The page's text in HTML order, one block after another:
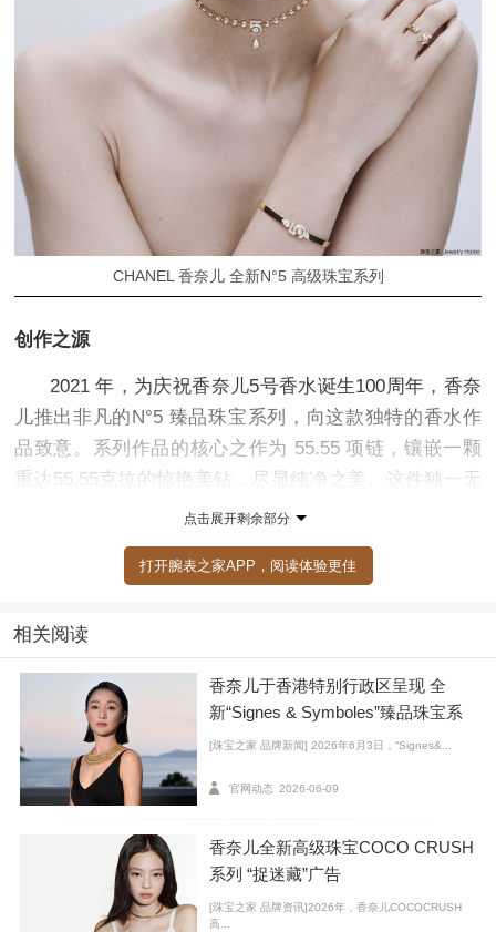
CHANEL 香奈儿 全新N°5 高级珠宝系列
创作之源
2021 年，为庆祝香奈儿5号香水诞生100周年，香奈
儿推出非凡的N°5 臻品珠宝系列，向这款独特的香水作
品致意。系列作品的核心之作为 55.55 项链，镶嵌一颗
重达55.55克拉的惊艳美钻，尽显纯净之美。这件独一无
二的作品已成为香奈儿品牌传承部的藏品，并启发了同
主题下的其他珍贵华美的创作。
1932 年，嘉柏丽尔·香奈儿创作出了极富远见的“Bijo
呼应，N°5 臻品珠宝系列将品牌经典的香水作品幻化为
标志性的珠宝之作。创意前卫大胆，材质珍罕华贵，工
艺卓越精湛……这款恩尼斯·鲍于 1921 年创作的传奇香
水，在珠宝的世界中秉持着一脉相承的精神理念。
2025 年，N°5 高级珠宝系列以 K 金和钻石演绎，推
短项链，以及一款以三种材质K 金（白K金、米色K金和
黄K金）打造的手链。此外，还有三款全新黄K 金作品：
手镯、戒指和单只耳环。
点击展开剩余部分
打开腕表之家APP，阅读体验更佳
相关阅读
香奈儿于香港特别行政区呈现 全
新“Signes & Symboles”臻品珠宝系
列作品
[珠宝之家 品牌新闻] 2026年6月3日，“Signes&...
官网动态 2026-06-09
香奈儿全新高级珠宝COCO CRUSH
系列 “捉迷藏”广告
[珠宝之家 品牌资讯]2026年，香奈儿COCOCRUSH
高...